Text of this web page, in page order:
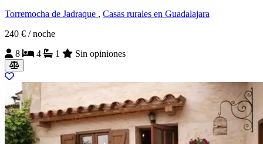
Torremocha de Jadraque , Casas rurales en Guadalajara
240 € / noche
8
4 1 Sin opiniones